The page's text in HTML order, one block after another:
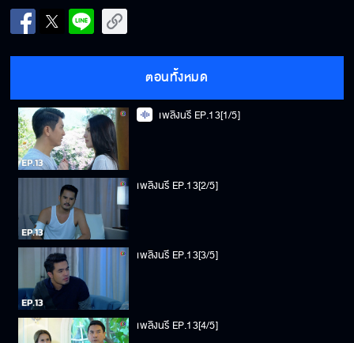
ตอนทั้งหมด
เพลิงนรี EP.13[1/5]
เพลิงนรี EP.13[2/5]
เพลิงนรี EP.13[3/5]
เพลิงนรี EP.13[4/5]